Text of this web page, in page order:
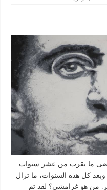
1937، بعد أن أمضى ما يقرب من عشر سنوات
كل هذه السنوات، ما تزال
من هو غرامشي؟ لقد تم